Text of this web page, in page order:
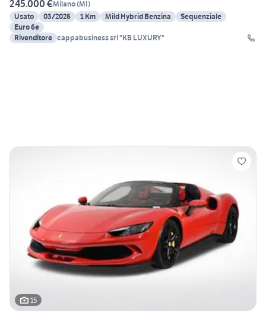
245.000 €Milano(MI)
Usato
03/2026 1 Km Mild Hybrid Benzina
Sequenziale
Euro 6e
Rivenditore
cappabusiness srl "KB LUXURY"
15